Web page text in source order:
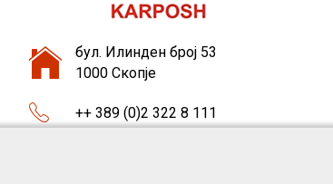
бул. Илинден број 53
1000 Скопје
++ 389 (0)2 322 8 111